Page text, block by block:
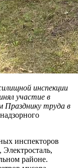
инспекции
участие в
Празднику труда в
инспекторов
Электросталь,
районе.